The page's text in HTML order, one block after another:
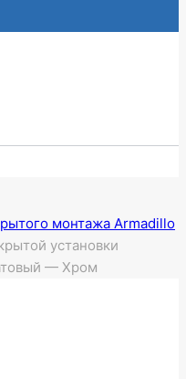
монтажа Armadillo
установки
— Хром